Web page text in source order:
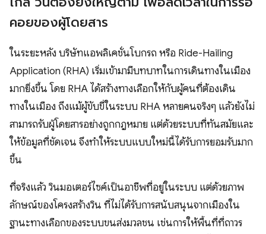
คอยของผู้โดยสาร
ในระยะหลัง บริษัทแอพลิเคชั่นโบกรถ หรือ Ride-Hailing
Application (RHA) เริ่มเข้ามามีบทบาทในการเดินทางในเมือง
มากยิ่งขึ้น โดย RHA ได้สร้างทางเลือกให้กับผู้คนที่ต้องเดิน
ทางในเมือง ถึงแม้ผู้ขับขี่ในระบบ RHA หลายคนจริงๆ แล้วยังไม่
สามารถรับผู้โดยสารอย่างถูกกฎหมาย แต่ด้วยระบบที่ทันสมัยและ
ให้ข้อมูลที่ชัดเจน จึงทำให้ระบบแบบใหม่นี้ได้รับการยอมรับมาก
ขึ้น
ที่จริงแล้ว วินมอเตอร์ไซค์เป็นอาชีพที่อยู่ในระบบ แต่ด้วยภาพ
ลักษณ์ของโครงสร้างวิน ที่ไม่ได้รับการสนับสนุนจากเมืองใน
ฐานะทางเลือกของระบบขนส่งมวลชน เช่นการให้พื้นที่ที่ถาวร